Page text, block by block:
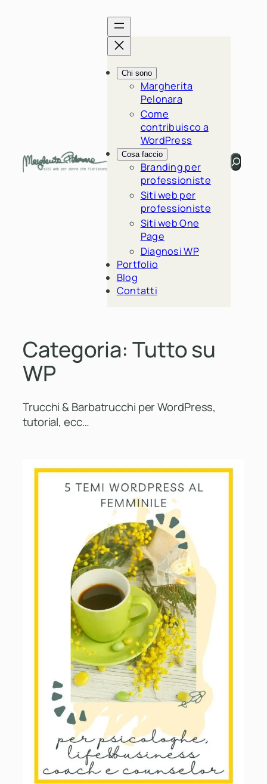
Chi sono
Margherita
Pelonara
Come
contribuisco a
WordPress
Cosa faccio
Branding per
professioniste
Siti web per
professioniste
Siti web One
Page
Diagnosi WP
Portfolio
Blog
Contatti
Cerca
Categoria: Tutto su
WP
Trucchi & Barbatrucchi per WordPress,
tutorial, ecc…